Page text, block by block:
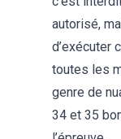
autorisé,
d’exécuter
toutes les
genre de
34 et 35